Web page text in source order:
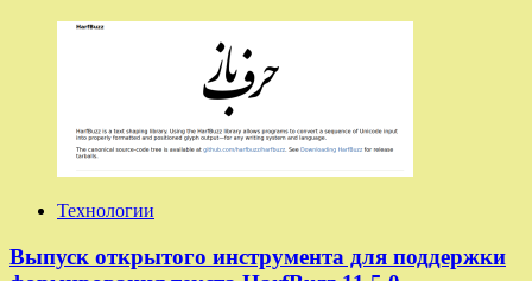
Технологии
Выпуск открытого инструмента для поддержки